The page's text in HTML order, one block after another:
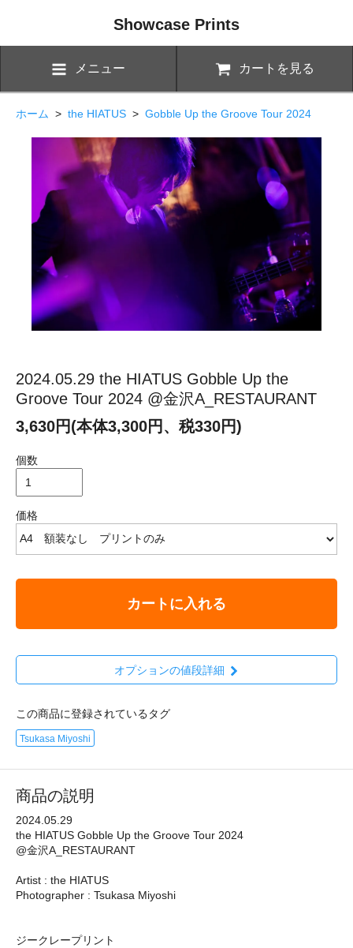
Showcase Prints
メニュー カートを見る
ホーム > the HIATUS > Gobble Up the Groove Tour 2024
2024.05.29 the HIATUS Gobble Up the
Groove Tour 2024 @金沢A_RESTAURANT
3,630円(本体3,300円、税330円)
個数
価格
カートに入れる
オプションの値段詳細
この商品に登録されているタグ
Tsukasa Miyoshi
商品の説明
2024.05.29
the HIATUS Gobble Up the Groove Tour 2024
@金沢A_RESTAURANT
Artist : the HIATUS
Photographer : Tsukasa Miyoshi
ジークレープリント